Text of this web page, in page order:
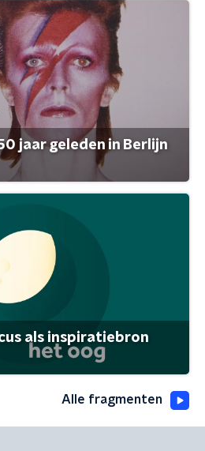
jaar geleden in Berlijn
als inspiratiebron
Alle fragmenten